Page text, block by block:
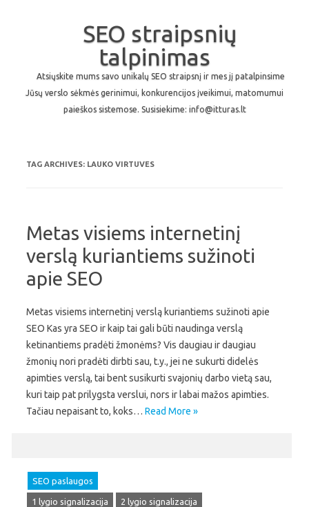
SEO straipsnių
talpinimas
Atsiųskite mums savo unikalų SEO straipsnį ir mes jį patalpinsime
Jūsų verslo sėkmės gerinimui, konkurencijos įveikimui, matomumui
paieškos sistemose. Susisiekime: info@itturas.lt
TAG ARCHIVES: LAUKO VIRTUVES
Metas visiems internetinį
verslą kuriantiems sužinoti
apie SEO
Metas visiems internetinį verslą kuriantiems sužinoti apie
SEO Kas yra SEO ir kaip tai gali būti naudinga verslą
ketinantiems pradėti žmonėms? Vis daugiau ir daugiau
žmonių nori pradėti dirbti sau, t.y., jei ne sukurti didelės
apimties verslą, tai bent susikurti svajonių darbo vietą sau,
kuri taip pat prilygsta verslui, nors ir labai mažos apimties.
Tačiau nepaisant to, koks… Read More »
SEO paslaugos
1 lygio signalizacija
2 lygio signalizacija